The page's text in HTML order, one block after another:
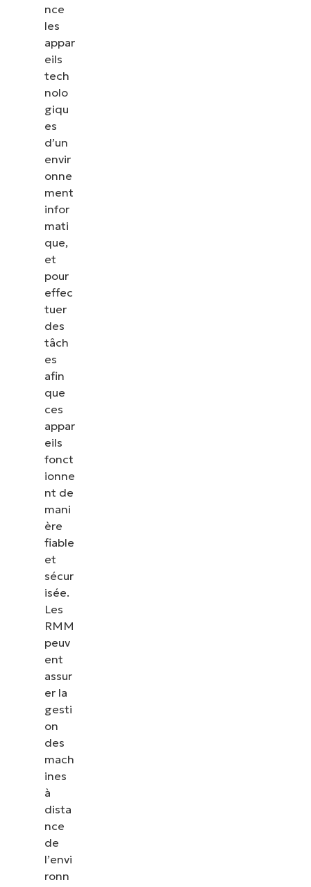
nce
les
appar
eils
tech
nolo
giqu
es
d’un
envir
onne
ment
infor
mati
que,
et
pour
effec
tuer
des
tâch
es
afin
que
ces
appar
eils
fonct
ionne
nt de
mani
ère
fiable
et
sécur
isée.
Les
RMM
peuv
ent
assur
er la
gesti
on
des
mach
ines
à
dista
nce
de
l’envi
ronn